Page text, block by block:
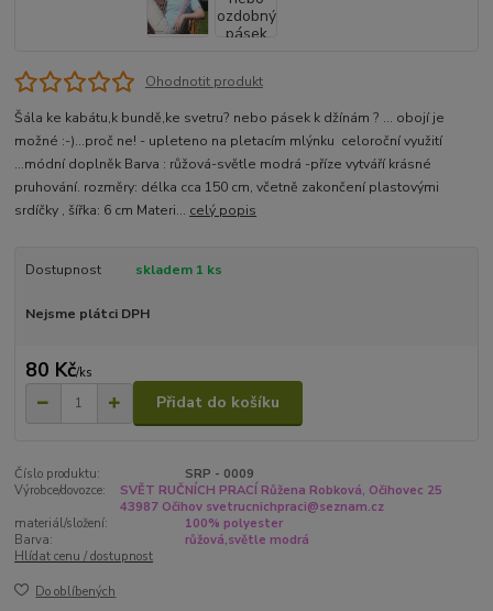
Ohodnotit produkt
Šála ke kabátu,k bundě,ke svetru? nebo pásek k džínám ? ... obojí je
možné :-)...proč ne! - upleteno na pletacím mlýnku celoroční využití
...módní doplněk Barva : růžová-světle modrá -příze vytváří krásné
pruhování. rozměry: délka cca 150 cm, včetně zakončení plastovými
srdíčky , šířka: 6 cm Materi... celý popis
Dostupnost skladem 1 ks
Nejsme plátci DPH
80 Kč/ks
Přidat do košíku
Číslo produktu:
SRP - 0009
Výrobce/dovozce:
SVĚT RUČNÍCH PRACÍ Růžena Robková, Očihovec 25
43987 Očihov svetrucnichpraci@seznam.cz
materiál/složení:
100% polyester
Barva:
růžová,světle modrá
Hlídat cenu / dostupnost
Do oblíbených